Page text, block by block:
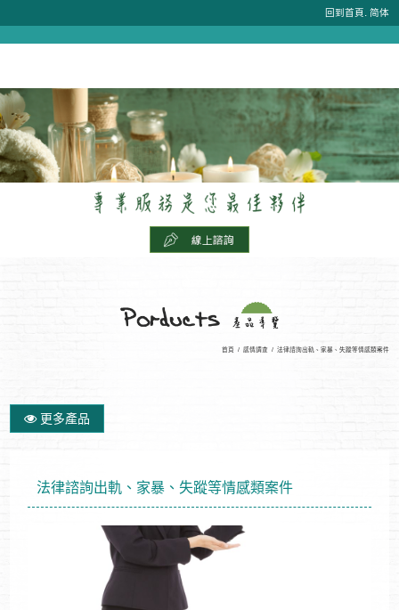
回到首頁. 简体
首頁 / 感情調查 / 法律諮詢出軌、家暴、失蹤等情感類案件
更多產品
法律諮詢出軌、家暴、失蹤等情感類案件